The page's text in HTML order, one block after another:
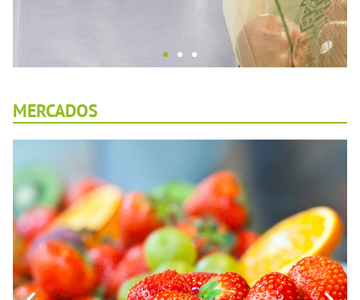
BOLSA DE SECCIÓN
biopolímeros compostables y biodegradables
para la fabricación de bolsas de sección para
frutas, verduras, panadería, carnicería,
pescadería y congelados que se encuentran
en los supermercados.
MERCADOS